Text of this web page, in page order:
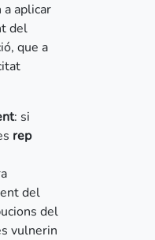
aplicar
del
que a
: si
rep
del
del
vulnerin